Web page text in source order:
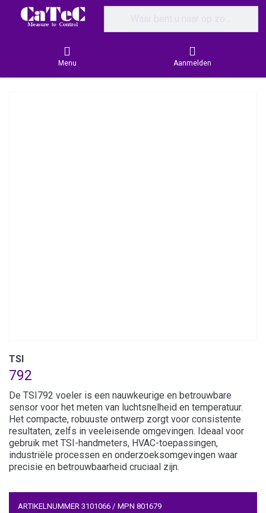
Menu Aanmelden
TSI
792
De TSI792 voeler is een nauwkeurige en betrouwbare
sensor voor het meten van luchtsnelheid en temperatuur.
Het compacte, robuuste ontwerp zorgt voor consistente
resultaten, zelfs in veeleisende omgevingen. Ideaal voor
gebruik met TSI-handmeters, HVAC-toepassingen,
industriële processen en onderzoeksomgevingen waar
precisie en betrouwbaarheid cruciaal zijn.
ARTIKELNUMMER 3101066 / MPN 801679